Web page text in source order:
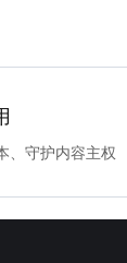
、守护内容主权